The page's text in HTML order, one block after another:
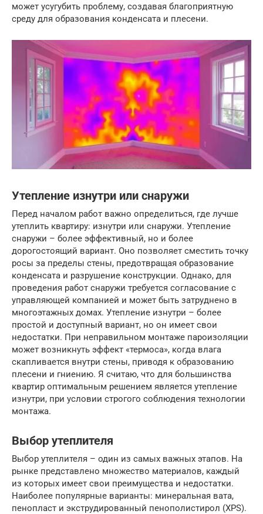
может усугубить проблему, создавая благоприятную
среду для образования конденсата и плесени.
Утепление изнутри или снаружи
Перед началом работ важно определиться, где лучше
утеплить квартиру: изнутри или снаружи. Утепление
снаружи – более эффективный, но и более
дорогостоящий вариант. Оно позволяет сместить точку
росы за пределы стены, предотвращая образование
конденсата и разрушение конструкции. Однако, для
проведения работ снаружи требуется согласование с
управляющей компанией и может быть затруднено в
многоэтажных домах. Утепление изнутри – более
простой и доступный вариант, но он имеет свои
недостатки. При неправильном монтаже пароизоляции
может возникнуть эффект «термоса», когда влага
скапливается внутри стены, приводя к образованию
плесени и гниению. Я считаю, что для большинства
квартир оптимальным решением является утепление
изнутри, при условии строгого соблюдения технологии
монтажа.
Выбор утеплителя
Выбор утеплителя – один из самых важных этапов. На
рынке представлено множество материалов, каждый
из которых имеет свои преимущества и недостатки.
Наиболее популярные варианты: минеральная вата,
пенопласт и экструдированный пенополистирол (XPS).